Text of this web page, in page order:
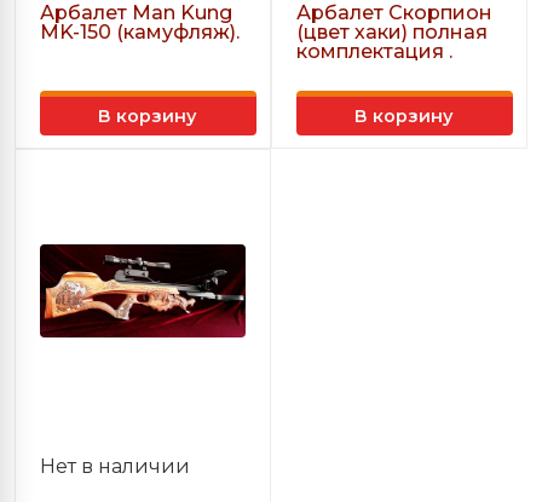
Арбалет Man Kung
MK-150 (камуфляж).
В корзину
Арбалет Скорпион
(цвет хаки) полная
комплектация .
В корзину
Нет в наличии